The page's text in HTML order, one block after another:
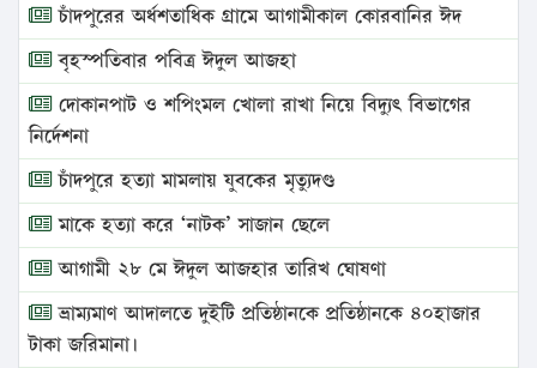
চাঁদপুরের অর্ধশতাধিক গ্রামে আগামীকাল কোরবানির ঈদ
বৃহস্পতিবার পবিত্র ঈদুল আজহা
দোকানপাট ও শপিংমল খোলা রাখা নিয়ে বিদ্যুৎ বিভাগের
নির্দেশনা
চাঁদপুরে হত্যা মামলায় যুবকের মৃত্যুদণ্ড
মাকে হত্যা করে ‘নাটক’ সাজান ছেলে
আগামী ২৮ মে ঈদুল আজহার তারিখ ঘোষণা
ভ্রাম্যমাণ আদালতে দুইটি প্রতিষ্ঠানকে প্রতিষ্ঠানকে ৪০হাজার
টাকা জরিমানা।